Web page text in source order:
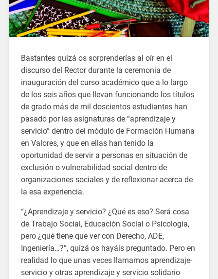
Bastantes quizá os sorprenderías al oír en el
discurso del Rector durante la ceremonia de
inauguración del curso académico que a lo largo
de los seis años que llevan funcionando los títulos
de grado más de mil doscientos estudiantes han
pasado por las asignaturas de “aprendizaje y
servicio” dentro del módulo de Formación Humana
en Valores, y que en ellas han tenido la
oportunidad de servir a personas en situación de
exclusión o vulnerabilidad social dentro de
organizaciones sociales y de reflexionar acerca de
la esa experiencia.
“¿Aprendizaje y servicio? ¿Qué es eso? Será cosa
de Trabajo Social, Educación Social o Psicología,
pero ¿qué tiene que ver con Derecho, ADE,
Ingeniería…?”, quizá os hayáis preguntado. Pero en
realidad lo que unas veces llamamos aprendizaje-
servicio y otras aprendizaje y servicio solidario